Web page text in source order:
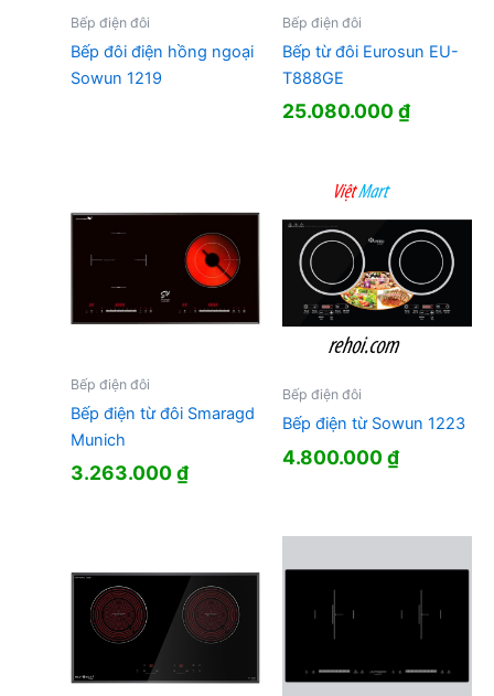
Bếp điện đôi
Bếp đôi điện hồng ngoại
Sowun 1219
Bếp điện đôi
Bếp từ đôi Eurosun EU-
T888GE
25.080.000₫
Bếp điện đôi
Bếp điện từ đôi Smaragd
Munich
3.263.000₫
Bếp điện đôi
Bếp điện từ Sowun 1223
4.800.000₫